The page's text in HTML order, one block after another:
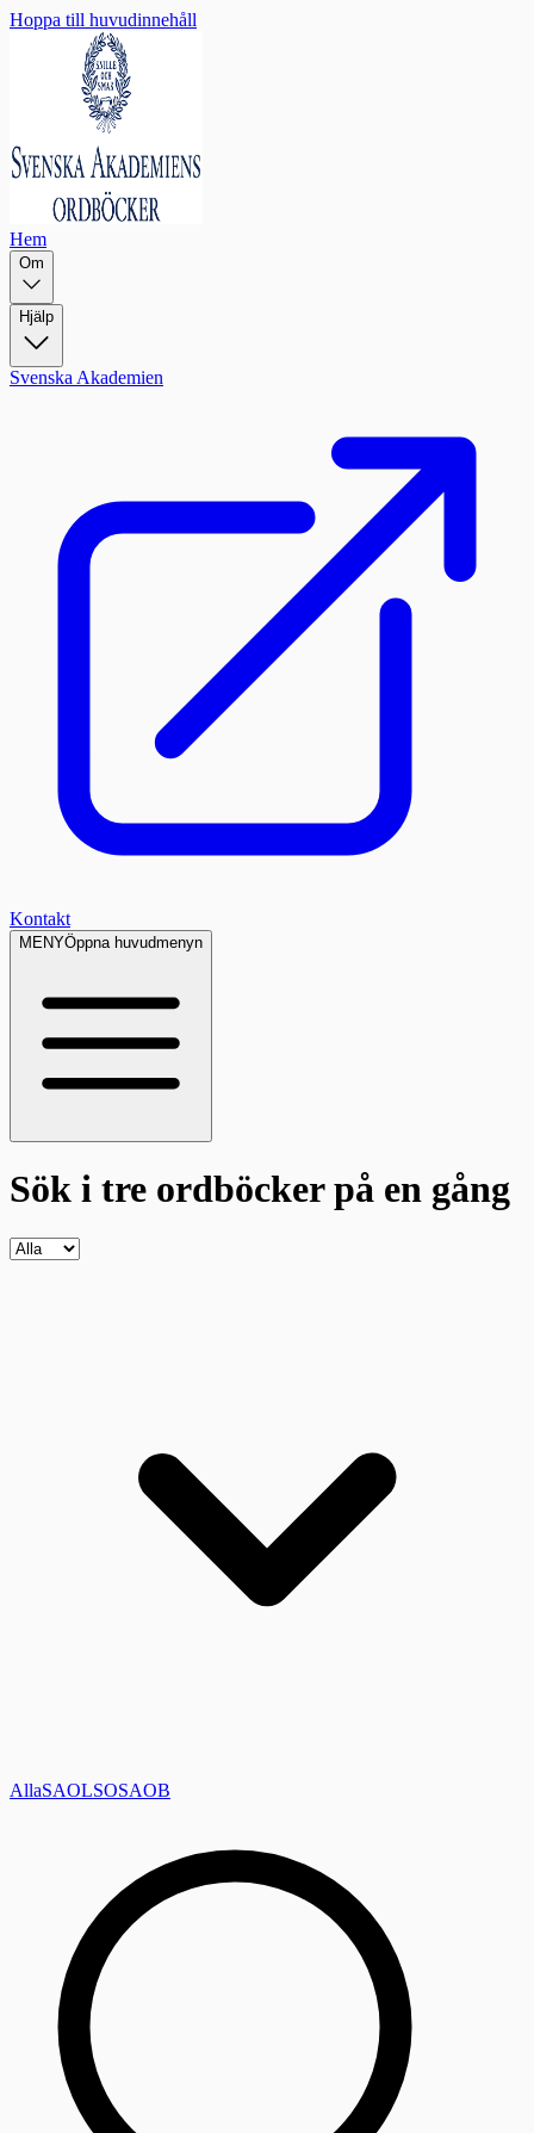
Hoppa till huvudinnehåll
Hem
Om
Hjälp
Svenska Akademien
Kontakt
MENYÖppna huvudmenyn
Sök i tre ordböckerpå en gång
AllaSAOLSOSAOB